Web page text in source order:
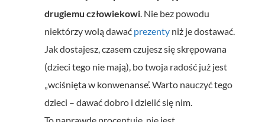
drugiemu człowiekowi. Nie bez powodu
niektórzy wolą dawać prezentyniż je dostawać.
Jak dostajesz, czasem czujesz się skrępowana
(dzieci tego nie mają), bo twoja radość już jest
„wciśnięta w konwenanse’. Warto nauczyć tego
dzieci – dawać dobro i dzielić się nim.